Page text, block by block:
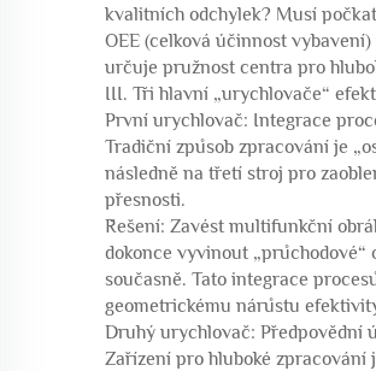
kvalitních odchylek? Musí
OEE (celková účinnost
určuje pružnost centra pro
III. Tři hlavní „urychlovače“
První urychlovač: Integrace
Tradiční způsob zpracování je
následně na třetí stroj pro
přesnosti.
Řešení: Zavést multifunkční
dokonce vyvinout
současně. Tato integrace
geometrickému nárůstu
Druhý urychlovač: Předpovědní
Zařízení pro hluboké zpracování